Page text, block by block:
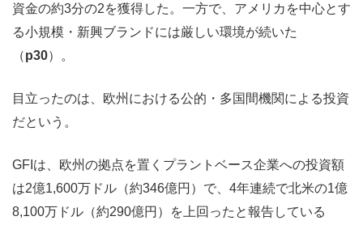
資金の約3分の2を獲得した。一方で、アメリカを中心とす
る小規模・新興ブランドには厳しい環境が続いた
（p30）。
目立ったのは、欧州における公的・多国間機関による投資
だという。
GFIは、欧州の拠点を置くプラントベース企業への投資額
は2億1,600万ドル（約346億円）で、4年連続で北米の1億
8,100万ドル（約290億円）を上回ったと報告している